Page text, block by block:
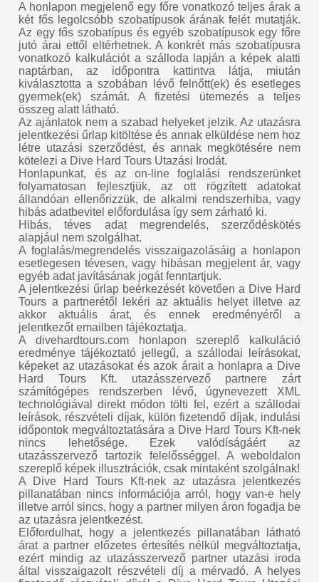
A honlapon megjelenő egy főre vonatkozó teljes árak a
két fős legolcsóbb szobatípusok árának felét mutatják.
Az egy fős szobatípus és egyéb szobatípusok egy főre
jutó árai ettől eltérhetnek. A konkrét más szobatípusra
vonatkozó kalkulációt a szálloda lapján a képek alatti
naptárban, az időpontra kattintva látja, miután
kiválasztotta a szobában lévő felnőtt(ek) és esetleges
gyermek(ek) számát. A fizetési ütemezés a teljes
összeg alatt látható.
Az ajánlatok nem a szabad helyeket jelzik. Az utazásra
jelentkezési űrlap kitöltése és annak elküldése nem hoz
létre utazási szerződést, és annak megkötésére nem
kötelezi a Dive Hard Tours Utazási Irodát.
Honlapunkat, és az on-line foglalási rendszerünket
folyamatosan fejlesztjük, az ott rögzített adatokat
állandóan ellenőrizzük, de alkalmi rendszerhiba, vagy
hibás adatbevitel előfordulása így sem zárható ki.
Hibás, téves adat megrendelés, szerződéskötés
alapjául nem szolgálhat.
A foglalás/megrendelés visszaigazolásáig a honlapon
esetlegesen tévesen, vagy hibásan megjelent ár, vagy
egyéb adat javításának jogát fenntartjuk.
A jelentkezési űrlap beérkezését követően a Dive Hard
Tours a partnerétől lekéri az aktuális helyet illetve az
akkor aktuális árat, és ennek eredményéről a
jelentkezőt emailben tájékoztatja.
A divehardtours.com honlapon szereplő kalkuláció
eredménye tájékoztató jellegű, a szállodai leírásokat,
képeket az utazásokat és azok árait a honlapra a Dive
Hard Tours Kft. utazásszervező partnere zárt
számítógépes rendszerben lévő, úgynevezett XML
technológiával direkt módon tölti fel, ezért a szállodai
leírások, részvételi díjak, külön fizetendő díjak, indulási
időpontok megváltoztatására a Dive Hard Tours Kft-nek
nincs lehetősége. Ezek valódíságáért az
utazásszervező tartozik felelősséggel. A weboldalon
szereplő képek illusztrációk, csak mintaként szolgálnak!
A Dive Hard Tours Kft-nek az utazásra jelentkezés
pillanatában nincs információja arról, hogy van-e hely
illetve arról sincs, hogy a partner milyen áron fogadja be
az utazásra jelentkezést.
Előfordulhat, hogy a jelentkezés pillanatában látható
árat a partner előzetes értesítés nélkül megváltoztatja,
ezért mindig az utazásszervező partner utazási iroda
által visszaigazolt részvételi díj a mérvadó. A helyes